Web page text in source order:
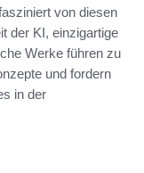
von diesen
der KI, einzigartige
Werke führen zu
und fordern
in der